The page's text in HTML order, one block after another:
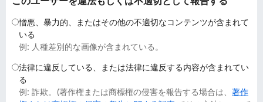
憎悪、暴力的、またはその他の不適切なコンテンツが含まれて
いる
例: 人種差別的な画像が含まれている。
法律に違反している、または法律に違反する内容が含まれてい
る
例: 詐欺。(著作権または商標権の侵害を報告する場合は、 著作